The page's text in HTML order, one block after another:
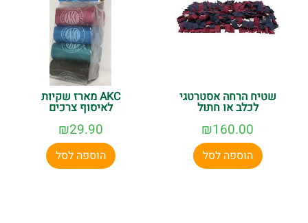
שטיח הרחה אסטרטגי
לכלב או חתול
₪160.00
הוספה לסל
AKC מארז שקיות
לאיסוף צרכים
₪29.90
הוספה לסל